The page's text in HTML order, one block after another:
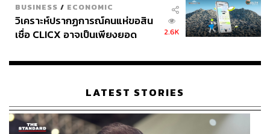
BUSINESS / ECONOMIC
วิเคราะห์ปรากฏการณ์คนแห่ขอสิน
เชื่อ CLICX อาจเป็นเพียงยอด
เรือนไทยที่ถูกซุกไว้
2.6K
LATEST STORIES